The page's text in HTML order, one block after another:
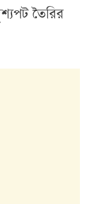
তৈরির